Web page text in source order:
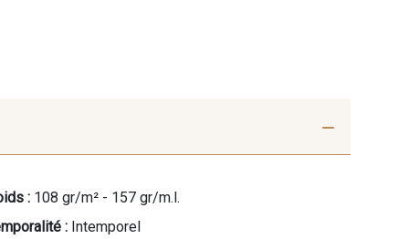
: 108 gr/m² - 157 gr/m.l.
: Intemporel